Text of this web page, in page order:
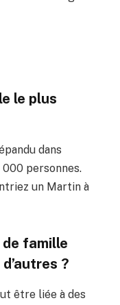
le plus
dans
000 personnes.
un Martin à
famille
?
être liée à des